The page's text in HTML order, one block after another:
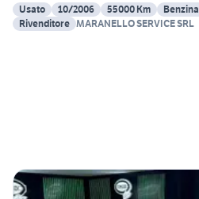
Usato 10/2006 55000 Km Benzina
Rivenditore MARANELLO SERVICE SRL